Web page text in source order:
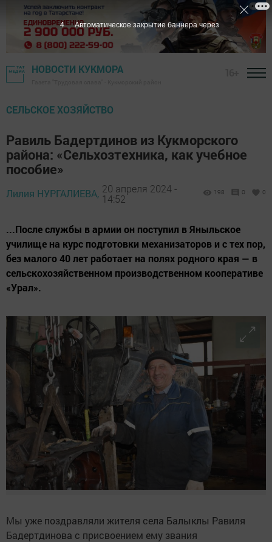
НОВОСТИ КУКМОРА
СЕЛЬСКОЕ ХОЗЯЙСТВО
Равиль Бадертдинов из Кукморского
района: «Сельхозтехника, как учебное
пособие»
Лилия НУРГАЛИЕВА, 20 апреля 2024 -
14:52
198 0 0
...После службы в армии он поступил в Яныльское
училище на курс подготовки механизаторов и с тех пор,
без малого 40 лет работает на полях родного края — в
сельскохозяйственном производственном кооперативе
«Урал».
Мы уже поздравляли жителя села Балыклы Равиля
Бадертдинова с присвоением ему звания
3 Автоматическое закрытие баннера через